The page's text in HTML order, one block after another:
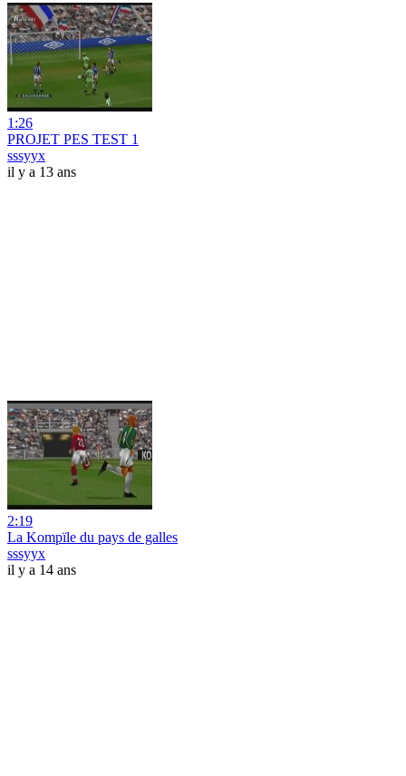
1:26
PROJET PES TEST 1
sssyyx
il y a 13 ans
2:19
La Kompïle du pays de galles
sssyyx
il y a 14 ans